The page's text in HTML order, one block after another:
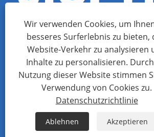
Copyright © 2022 Shenzhen Jioptics Technology
Entfernungsmessermodul, Zoom-MWIR-Kamera –
Sitemap XML
Wir verwenden Cookies, um
besseres Surferlebnis zu bieten,
Website-Verkehr zu analysieren
Inhalte zu personalisieren.
Nutzung dieser Website stimmen
Verwendung von Cookies zu.
Datenschutzrichtlinie
Ablehnen Akzeptieren